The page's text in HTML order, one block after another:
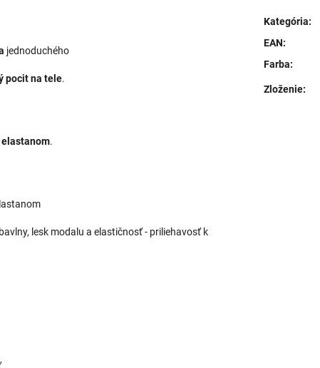
jednoduchého
pocit na tele.
elastanom.
lesk modalu a elastičnosť - priliehavosť k
Kategória:
EAN:
Farba:
Zloženie: